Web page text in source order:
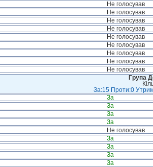
Не голосував
Не голосував
Не голосував
Не голосував
Не голосував
Не голосував
Не голосував
Не голосував
Не голосував
Група
За:15 Проти:0
За
За
За
За
Не голосував
За
За
За
За